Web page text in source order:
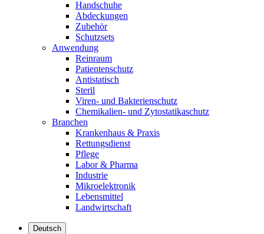
Handschuhe
Abdeckungen
Zubehör
Schutzsets
Anwendung
Reinraum
Patientenschutz
Antistatisch
Steril
Viren- und Bakterienschutz
Chemikalien- und Zytostatikaschutz
Branchen
Krankenhaus & Praxis
Rettungsdienst
Pflege
Labor & Pharma
Industrie
Mikroelektronik
Lebensmittel
Landwirtschaft
Deutsch